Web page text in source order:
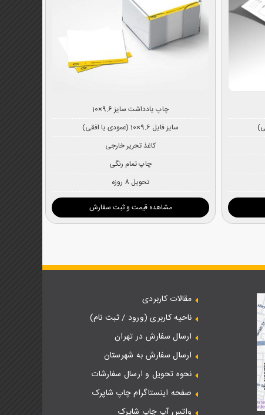
چاپ یادداشت سایز 9.6×10
سایز فایل 9.6×10 (عمودی یا افقی)
کاغذ تحریر خارجی
چاپ تمام رنگی
تحویل 8 روزه
مشاهده قیمت و ثبت سفارش
مقالات کاربردی
ناحیه کاربری (ورود / ثبت نام)
ارسال سفارش در تهران
ارسال سفارش به شهرستان
نحوه تحویل و ارسال سفارشات
صفحه اینستاگرام چاپ شاپرک
واتس آپ چاپ شاپرک